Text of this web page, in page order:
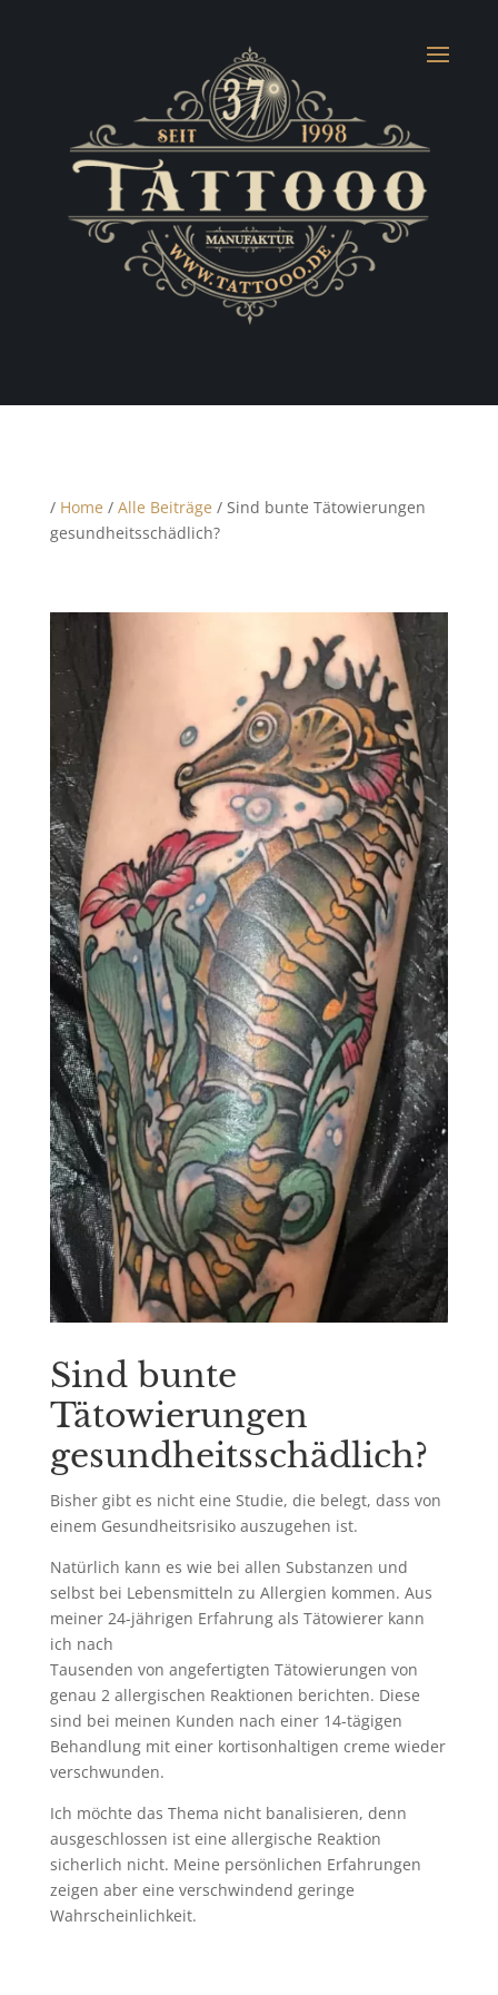
/ Home / Alle Beiträge / Sind bunte Tätowierungen
gesundheitsschädlich?
Sind bunte
Tätowierungen
gesundheitsschädlich?
Bisher gibt es nicht eine Studie, die belegt, dass von
einem Gesundheitsrisiko auszugehen ist.
Natürlich kann es wie bei allen Substanzen und
selbst bei Lebensmitteln zu Allergien kommen. Aus
meiner 24-jährigen Erfahrung als Tätowierer kann
ich nach
Tausenden von angefertigten Tätowierungen von
genau 2 allergischen Reaktionen berichten. Diese
sind bei meinen Kunden nach einer 14-tägigen
Behandlung mit einer kortisonhaltigen creme wieder
verschwunden.
Ich möchte das Thema nicht banalisieren, denn
ausgeschlossen ist eine allergische Reaktion
sicherlich nicht. Meine persönlichen Erfahrungen
zeigen aber eine verschwindend geringe
Wahrscheinlichkeit.